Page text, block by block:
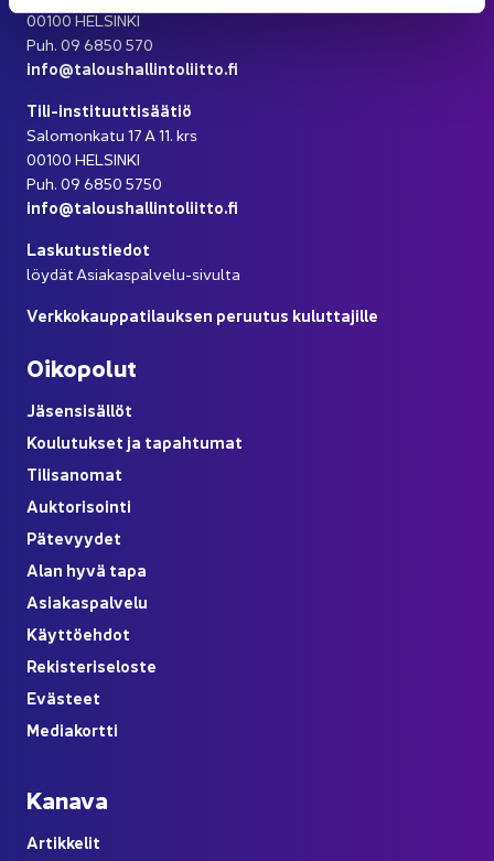
00100 HEL­SIN­KI
Puh. 09 6850 570
info@ta­lous­hal­lin­to­liit­to.fi
Tili-​instituuttisäätiö
Sa­lo­mon­ka­tu 17 A 11. krs
00100 HEL­SIN­KI
Puh. 09 6850 5750
info@ta­lous­hal­lin­to­liit­to.fi
Las­ku­tus­tie­dot
löy­dät Asiakaspalvelu-​sivulta
Verk­ko­kaup­pa­ti­lauk­sen pe­ruu­tus ku­lut­ta­jil­le
Oi­ko­po­lut
Jä­sen­si­säl­löt
Kou­lu­tuk­set ja ta­pah­tu­mat
Ti­li­sa­no­mat
Auk­to­ri­soin­ti
Pä­te­vyy­det
Alan hyvä tapa
Asia­kas­pal­ve­lu
Käyt­tö­eh­dot
Re­kis­te­ri­se­los­te
Eväs­teet
Me­dia­kort­ti
Ka­na­va
Ar­tik­ke­lit